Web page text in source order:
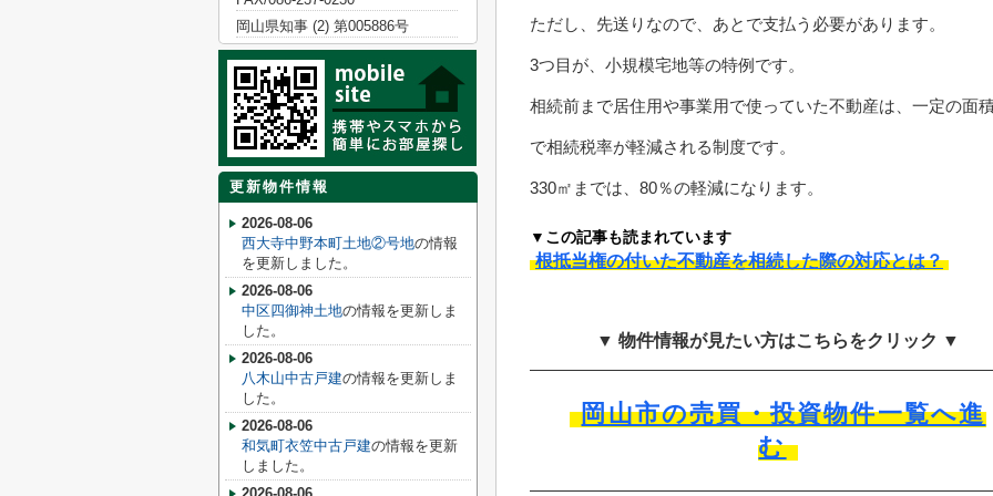
ただし、先送りなので、あとで支払う必要があります。
3つ目が、小規模宅地等の特例です。
相続前まで居住用や事業用で使っていた不動産は、一定の面
で相続税率が軽減される制度です。
330㎡までは、80％の軽減になります。
▼この記事も読まれています
根抵当権の付いた不動産を相続した際の対応とは？
▼ 物件情報が見たい方はこちらをクリック ▼
岡山市の売買・投資物件一覧へ進
む
岡山県知事 (2) 第005886号
更新物件情報
2026-08-06
西大寺中野本町土地②号地の情報
を更新しました。
2026-08-06
中区四御神土地の情報を更新しま
した。
2026-08-06
八木山中古戸建の情報を更新しま
した。
2026-08-06
和気町衣笠中古戸建の情報を更新
しました。